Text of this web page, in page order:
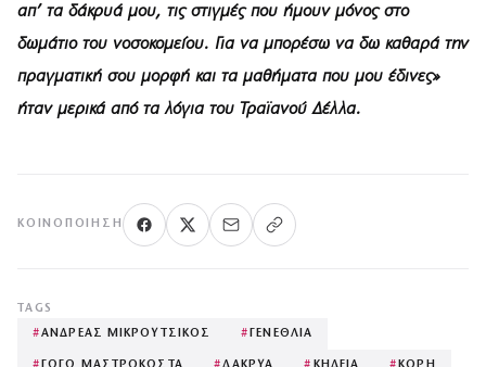
απ’ τα δάκρυά μου, τις στιγμές που ήμουν μόνος στο
δωμάτιο του νοσοκομείου. Για να μπορέσω να δω καθαρά την
πραγματική σου μορφή και τα μαθήματα που μου έδινες»
ήταν μερικά από τα λόγια του Τραϊανού Δέλλα.
ΚΟΙΝΟΠΟΊΗΣΗ
TAGS
#ΑΝΔΡΕΑΣ ΜΙΚΡΟΥΤΣΙΚΟΣ # ΓΕΝΕΘΛΙΑ